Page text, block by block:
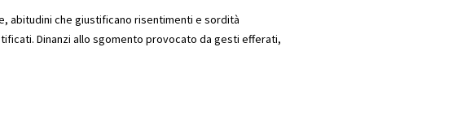
abitudini che giustificano risentimenti e sordità
Dinanzi allo sgomento provocato da gesti efferati,